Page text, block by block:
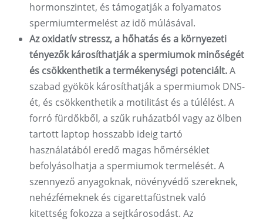
hormonszintet, és támogatják a folyamatos
spermiumtermelést az idő múlásával.
Az oxidatív stressz, a hőhatás és a környezeti
tényezők károsíthatják a spermiumok minőségét
és csökkenthetik a termékenységi potenciált.A
szabad gyökök károsíthatják a spermiumok DNS-
ét, és csökkenthetik a motilitást és a túlélést. A
forró fürdőkből, a szűk ruházatból vagy az ölben
tartott laptop hosszabb ideig tartó
használatából eredő magas hőmérséklet
befolyásolhatja a spermiumok termelését. A
szennyező anyagoknak, növényvédő szereknek,
nehézfémeknek és cigarettafüstnek való
kitettség fokozza a sejtkárosodást. Az